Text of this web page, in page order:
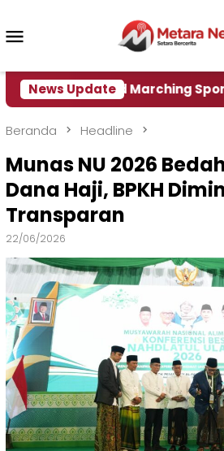
konten
News Update
World Marching Sport 2027
Beranda Headline
Munas NU 2026
Dana Haji, BPKH
Transparan
22/06/2026